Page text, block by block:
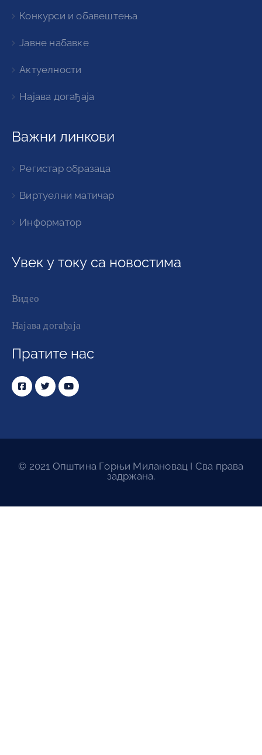
Конкурси и обавештења
Јавне набавке
Актуелности
Најава догађаја
Важни линкови
Регистар образаца
Виртуелни матичар
Информатор
Увек у току са новостима
Видео
Најава догађаја
Пратите нас
© 2021 Општина Горњи Милановац I Сва права
задржана.